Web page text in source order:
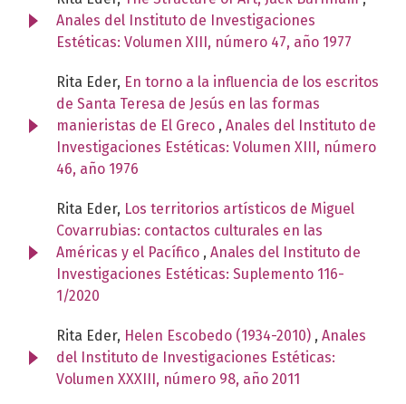
Anales del Instituto de Investigaciones
Estéticas: Volumen XIII, número 47, año 1977
Rita Eder, En torno a la influencia de los escritos
de Santa Teresa de Jesús en las formas
manieristas de El Greco , Anales del Instituto de
Investigaciones Estéticas: Volumen XIII, número
46, año 1976
Rita Eder, Los territorios artísticos de Miguel
Covarrubias: contactos culturales en las
Américas y el Pacífico , Anales del Instituto de
Investigaciones Estéticas: Suplemento 116-
1/2020
Rita Eder, Helen Escobedo (1934-2010) , Anales
del Instituto de Investigaciones Estéticas:
Volumen XXXIII, número 98, año 2011